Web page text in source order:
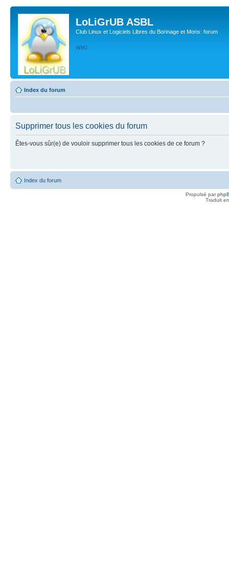
LoLiGrUB ASBL
Club Linux et Logiciels Libres du Borinage et Mons: forum
WIKI
Index du forum
Supprimer tous les cookies du forum
Êtes-vous sûr(e) de vouloir supprimer tous les cookies de ce forum ?
Index du forum
Propulsé par
Traduit